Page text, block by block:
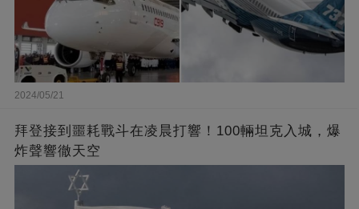
2024/05/21
拜登接到噩耗戰斗在凌晨打響！100輛坦克入城，爆
炸聲響徹天空